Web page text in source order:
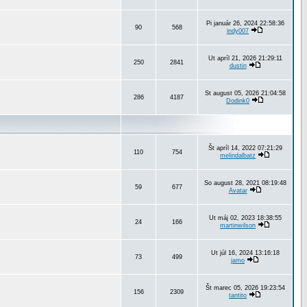
90 568
Pi január 26, 2024 22:58:36
indy007
250 2841
Ut apríl 21, 2026 21:29:11
dustin
286 4187
St august 05, 2026 21:04:58
Dodink0
110 754
Št apríl 14, 2022 07:21:29
melindalbatz
59 677
So august 28, 2021 08:19:48
Avatar
24 166
Ut máj 02, 2023 18:38:55
martinwilson
73 499
Ut júl 16, 2024 13:16:18
jamo
156 2309
Št marec 05, 2026 19:23:54
tantito